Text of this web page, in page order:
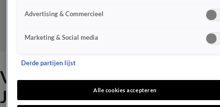
Volgers Jake Paul: 'Vraag
Jutta ten huwelijk'
Advertising & Commercieel
Marketing & Social media
Derde partijen lijst
Alle cookies accepteren